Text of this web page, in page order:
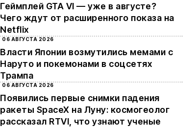
Геймплей GTA VI — уже в августе?
Чего ждут от расширенного показа на
Netflix
06 АВГУСТА 2026
Власти Японии возмутились мемами с
Наруто и покемонами в соцсетях
Трампа
06 АВГУСТА 2026
Появились первые снимки падения
ракеты SpaceX на Луну: космогеолог
рассказал RTVI, что узнают ученые